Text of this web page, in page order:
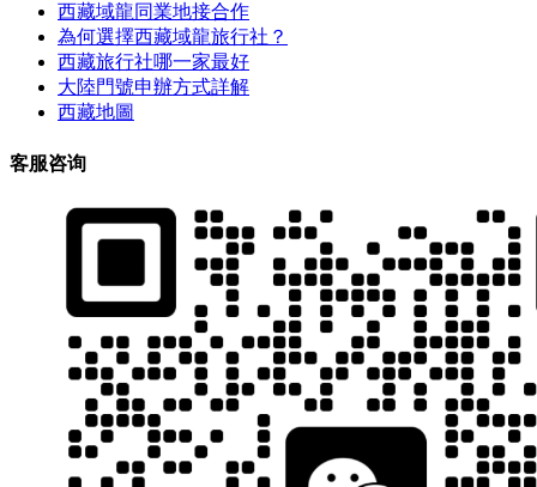
西藏域龍同業地接合作
為何選擇西藏域龍旅行社？
西藏旅行社哪一家最好
大陸門號申辦方式詳解
西藏地圖
客服咨询